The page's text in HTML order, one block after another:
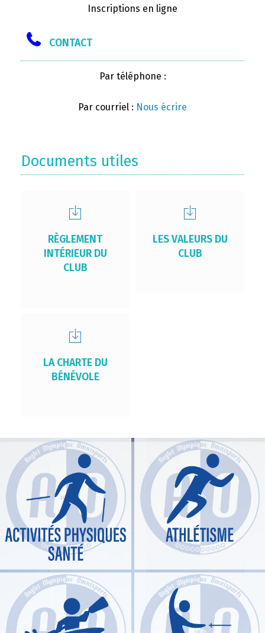
Inscriptions en ligne
CONTACT
Par téléphone :
Par courriel : Nous écrire
Documents utiles
RÈGLEMENT
INTÉRIEUR DU
CLUB
LES VALEURS DU
CLUB
LA CHARTE DU
BÉNÉVOLE